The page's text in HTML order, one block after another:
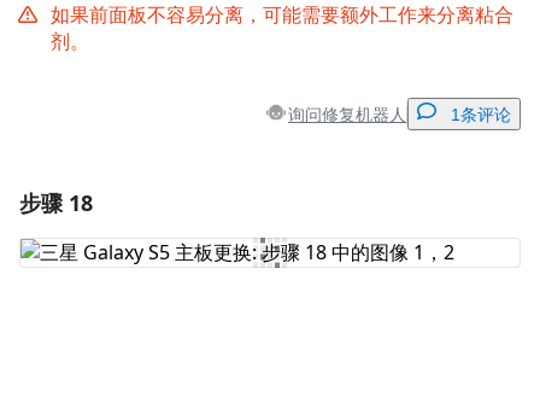
如果前面板不容易分离，可能需要额外工作来分离粘合
剂。
询问修复机器人 1条评论
添加评论
步骤 18